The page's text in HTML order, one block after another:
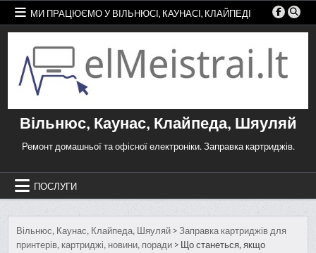
Перейти
змісту
МИ ПРАЦЮЄМО У ВІЛЬНЮСІ, КАУНАСІ, КЛАЙПЕДІ
Вільнюс, Каунас, Клайпеда, Шяуляй
Ремонт домашньої та офісної електроніки. Заправка картриджів.
ПОСЛУГИ
Вільнюс, Каунас, Клайпеда, Шяуляй >Заправка картриджів для
принтерів, картриджі, новини, поради > Що станеться, якщо